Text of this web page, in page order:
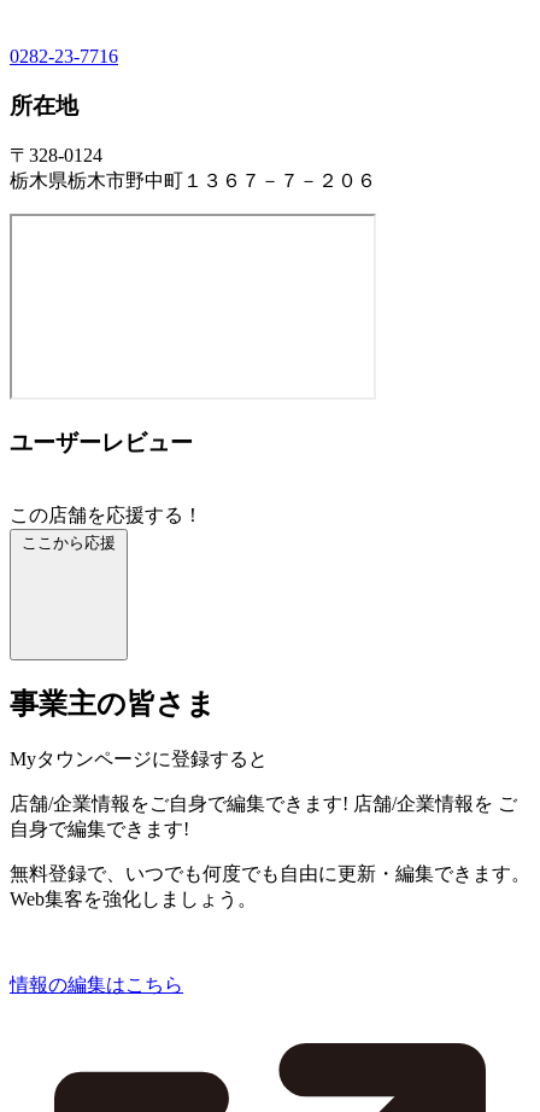
0282-23-7716
所在地
〒328-0124
栃木県栃木市野中町１３６７－７－２０６
ユーザーレビュー
この店舗を応援する！
ここから応援
事業主の皆さま
Myタウンページに登録すると
店舗/企業情報をご自身で編集できます! 店舗/企業情報を ご
自身で編集できます!
無料登録で、いつでも何度でも自由に更新・編集できます。
Web集客を強化しましょう。
情報の編集はこちら